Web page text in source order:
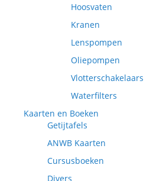
Hoosvaten
Kranen
Lenspompen
Oliepompen
Vlotterschakelaars
Waterfilters
Kaarten en Boeken
Getijtafels
ANWB Kaarten
Cursusboeken
Divers